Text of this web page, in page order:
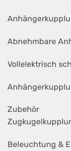
Abnehmbare
Vollelektrisch
Zubehör
Beleuchtung &